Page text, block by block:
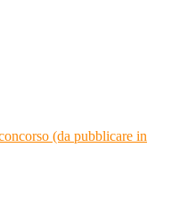
(da pubblicare in